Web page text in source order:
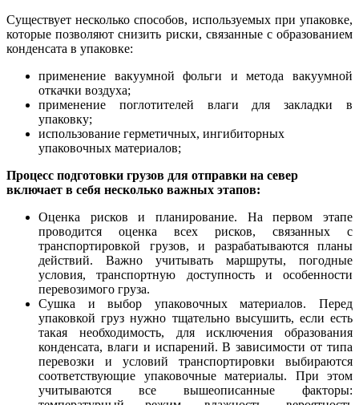
Существует несколько способов, используемых при упаковке,
которые позволяют снизить риски, связанные с образованием
конденсата в упаковке:
применение вакуумной фольги и метода вакуумной
откачки воздуха;
применение поглотителей влаги для закладки в
упаковку;
использование герметичных, ингибиторных
упаковочных материалов;
Процесс подготовки грузов для отправки на север
включает в себя несколько важных этапов:
Оценка рисков и планирование. На первом этапе
проводится оценка всех рисков, связанных с
транспортировкой грузов, и разрабатываются планы
действий. Важно учитывать маршруты, погодные
условия, транспортную доступность и особенности
перевозимого груза.
Сушка и выбор упаковочных материалов. Перед
упаковкой груз нужно тщательно высушить, если есть
такая необходимость, для исключения образования
конденсата, влаги и испарений. В зависимости от типа
перевозки и условий транспортировки выбираются
соответствующие упаковочные материалы. При этом
учитываются все вышеописанные факторы: